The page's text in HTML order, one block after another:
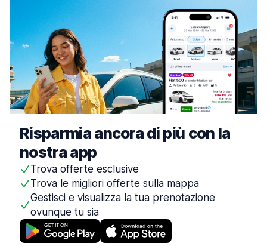
Risparmia ancora di più con la
nostra app
Trova offerte esclusive
Trova le migliori offerte sulla mappa
Gestisci e visualizza la tua prenotazione
ovunque tu sia